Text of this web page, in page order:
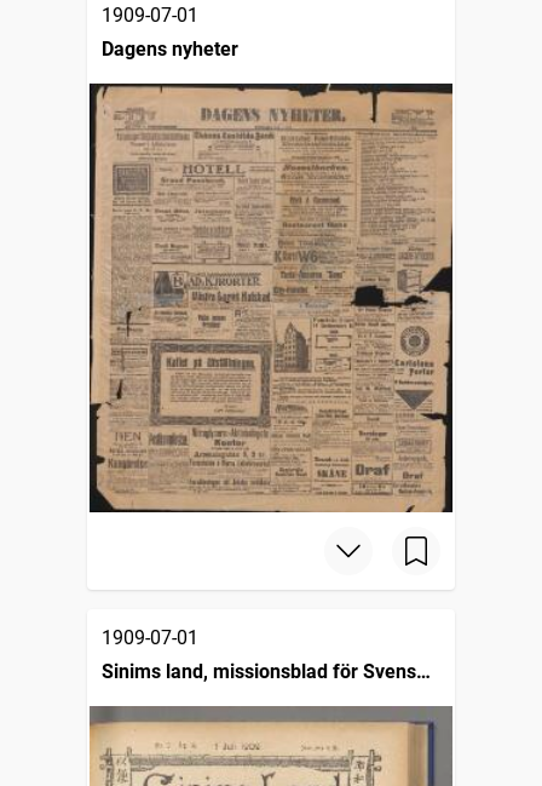
1909-07-01
Dagens nyheter
1909-07-01
Sinims land, missionsblad för Svenska
missionen i Kina